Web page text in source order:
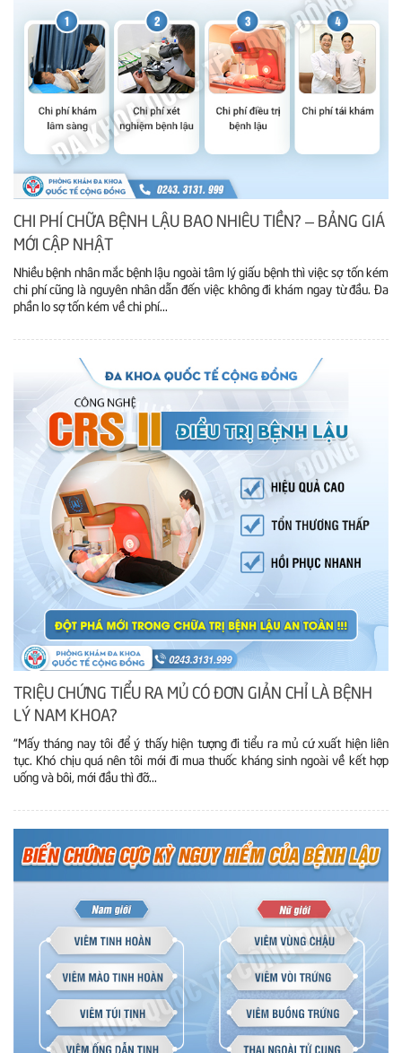
CHI PHÍ CHỮA BỆNH LẬU BAO NHIÊU TIỀN? – BẢNG GIÁ
MỚI CẬP NHẬT
Nhiều bệnh nhân mắc bệnh lậu ngoài tâm lý giấu bệnh thì việc sợ tốn kém
chi phí cũng là nguyên nhân dẫn đến việc không đi khám ngay từ đầu. Đa
phần lo sợ tốn kém về chi phí...
TRIỆU CHỨNG TIỂU RA MỦ CÓ ĐƠN GIẢN CHỈ LÀ BỆNH
LÝ NAM KHOA?
“Mấy tháng nay tôi để ý thấy hiện tượng đi tiểu ra mủ cứ xuất hiện liên
tục. Khó chịu quá nên tôi mới đi mua thuốc kháng sinh ngoài về kết hợp
uống và bôi, mới đầu thì đỡ...